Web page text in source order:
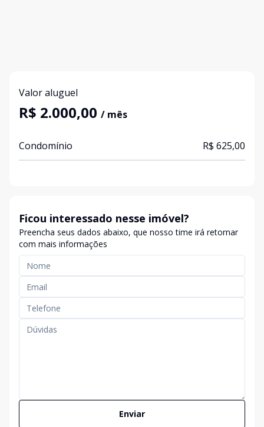
Valor aluguel
R$ 2.000,00 / mês
Condomínio R$ 625,00
Ficou interessado nesse imóvel?
Preencha seus dados abaixo, que nosso time irá retornar
com mais informações
Enviar